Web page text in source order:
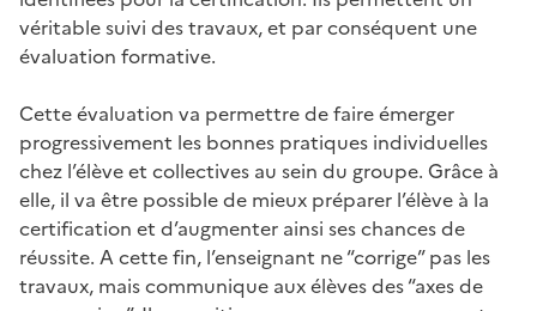
véritable suivi des travaux, et par conséquent une
évaluation formative.
Cette évaluation va permettre de faire émerger
progressivement les bonnes pratiques individuelles
chez l’élève et collectives au sein du groupe. Grâce à
elle, il va être possible de mieux préparer l’élève à la
certification et d’augmenter ainsi ses chances de
réussite. A cette fin, l’enseignant ne “corrige” pas les
travaux, mais communique aux élèves des “axes de